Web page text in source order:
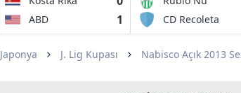
ABD 1 CD Recoleta
Japonya J. Lig Kupası Nabisco Açık 2013